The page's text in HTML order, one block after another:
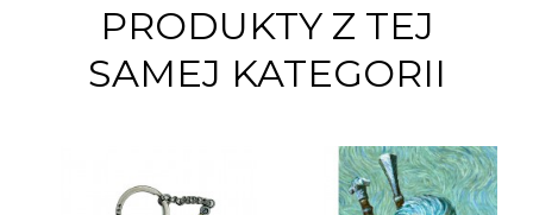
PRODUKTY Z TEJ
SAMEJ KATEGORII